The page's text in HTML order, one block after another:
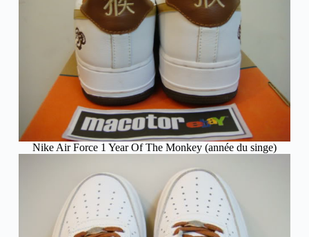
Nike Air Force 1 Year Of The Monkey (année du singe)